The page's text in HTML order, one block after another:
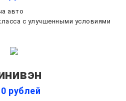
авто
с улучшенными условиями
рублей